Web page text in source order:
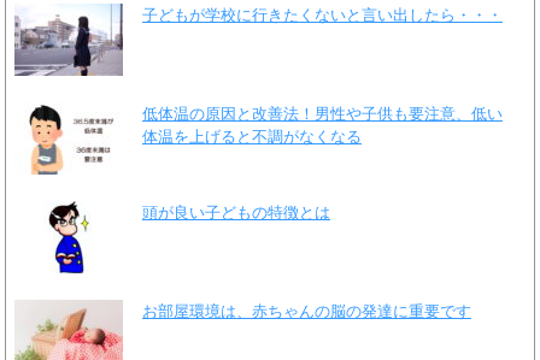
子どもが学校に行きたくないと言い出したら・・・
低体温の原因と改善法！男性や子供も要注意、低い
体温を上げると不調がなくなる
頭が良い子どもの特徴とは
お部屋環境は、赤ちゃんの脳の発達に重要です